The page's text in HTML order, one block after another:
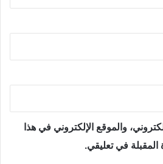
والموقع الإلكتروني في هذا
المقبلة في تعليقي.